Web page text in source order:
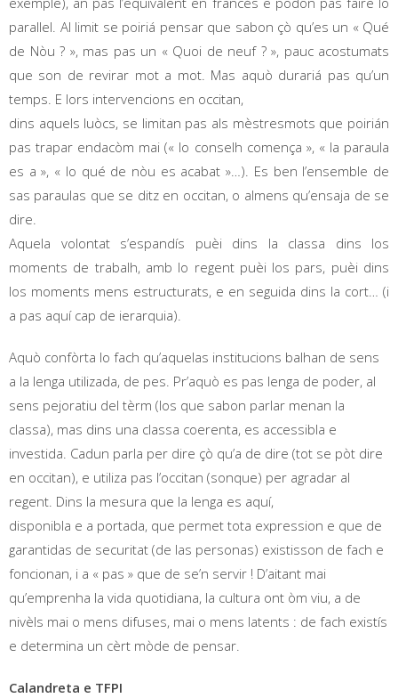
parallel. Al limit se poiriá pensar que sabon çò qu’es un « Qué
de Nòu ? », mas pas un « Quoi de neuf ? », pauc acostumats
que son de revirar mot a mot. Mas aquò durariá pas qu’un
temps. E lors intervencions en occitan,
dins aquels luòcs, se limitan pas als mèstresmots que poirián
pas trapar endacòm mai (« lo conselh comença », « la paraula
es a », « lo qué de nòu es acabat »…). Es ben l’ensemble de
sas paraulas que se ditz en occitan, o almens qu’ensaja de se
dire.
Aquela volontat s’espandís puèi dins la classa dins los
moments de trabalh, amb lo regent puèi los pars, puèi dins
los moments mens estructurats, e en seguida dins la cort… (i
a pas aquí cap de ierarquia).
Aquò confòrta lo fach qu’aquelas institucions balhan de sens
a la lenga utilizada, de pes. Pr’aquò es pas lenga de poder, al
sens pejoratiu del tèrm (los que sabon parlar menan la
classa), mas dins una classa coerenta, es accessibla e
investida. Cadun parla per dire çò qu’a de dire (tot se pòt dire
en occitan), e utiliza pas l’occitan (sonque) per agradar al
regent. Dins la mesura que la lenga es aquí,
disponibla e a portada, que permet tota expression e que de
garantidas de securitat (de las personas) existisson de fach e
foncionan, i a « pas » que de se’n servir ! D’aitant mai
qu’emprenha la vida quotidiana, la cultura ont òm viu, a de
nivèls mai o mens difuses, mai o mens latents : de fach existís
e determina un cèrt mòde de pensar.
Calandreta e TFPI